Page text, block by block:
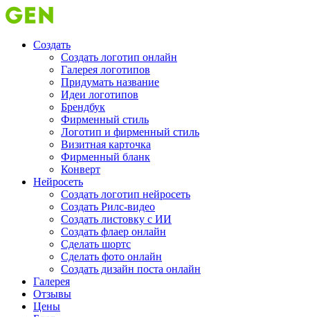
Создать
Создать логотип онлайн
Галерея логотипов
Придумать название
Идеи логотипов
Брендбук
Фирменный стиль
Логотип и фирменный стиль
Визитная карточка
Фирменный бланк
Конверт
Нейросеть
Создать логотип нейросеть
Создать Рилс-видео
Создать листовку с ИИ
Создать флаер онлайн
Cделать шортс
Сделать фото онлайн
Создать дизайн поста онлайн
Галерея
Отзывы
Цены